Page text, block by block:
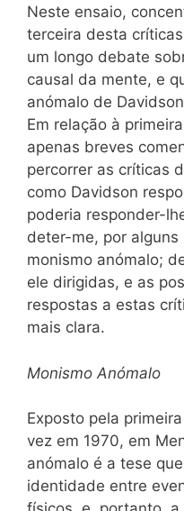
Neste ensaio,
terceira desta
um longo debate
causal da mente, e
anómalo de
Em relação à
apenas breves
percorrer as críticas
como Davidson
poderia responder-
deter-me, por
monismo anómalo;
ele dirigidas, e as
respostas a estas
mais clara.
Monismo Anómalo
Exposto pela primeira
vez em 1970, em
anómalo é a tese
identidade entre